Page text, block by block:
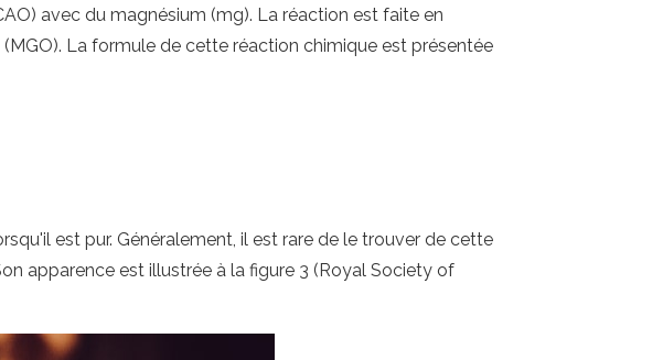
avec du magnésium (mg). La réaction est faite en
La formule de cette réaction chimique est présentée
est pur. Généralement, il est rare de le trouver de cette
apparence est illustrée à la figure 3 (Royal Society of